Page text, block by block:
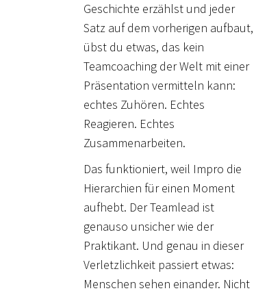
Geschichte erzählst und jeder
Satz auf dem vorherigen aufbaut,
übst du etwas, das kein
Teamcoaching der Welt mit einer
Präsentation vermitteln kann:
echtes Zuhören. Echtes
Reagieren. Echtes
Zusammenarbeiten.
Das funktioniert, weil Impro die
Hierarchien für einen Moment
aufhebt. Der Teamlead ist
genauso unsicher wie der
Praktikant. Und genau in dieser
Verletzlichkeit passiert etwas:
Menschen sehen einander. Nicht